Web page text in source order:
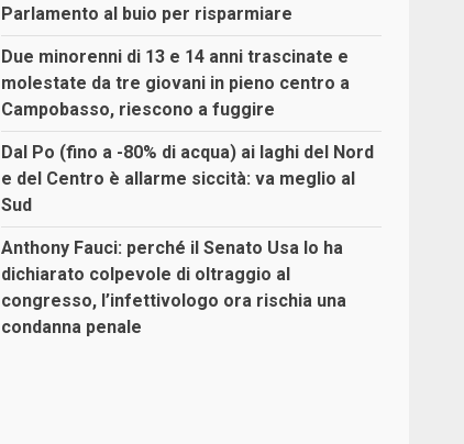
Parlamento al buio per risparmiare
Due minorenni di 13 e 14 anni trascinate e
molestate da tre giovani in pieno centro a
Campobasso, riescono a fuggire
Dal Po (fino a -80% di acqua) ai laghi del Nord
e del Centro è allarme siccità: va meglio al
Sud
Anthony Fauci: perché il Senato Usa lo ha
dichiarato colpevole di oltraggio al
congresso, l’infettivologo ora rischia una
condanna penale